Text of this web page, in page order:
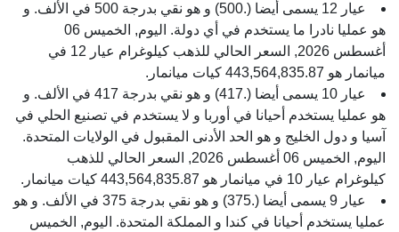
عيار 12 يسمى أيضا (.500) و هو نقي بدرجة 500 في الألف. و
هو عمليا نادرا ما يستخدم في أي دولة. اليوم, الخميس 06
أغسطس 2026, السعر الحالي للذهب كيلوغرام عيار 12 في
ميانمار هو 443,564,835.87 كيات ميانمار.
عيار 10 يسمى أيضا (.417) و هو نقي بدرجة 417 في الألف. و
هو عمليا يستخدم أحيانا في أوربا و لا يستخدم في تصنيع الحلي في
آسيا و دول الخليج و هو الحد الأدنى المقبول في الولايات المتحدة.
اليوم, الخميس 06 أغسطس 2026, السعر الحالي للذهب
كيلوغرام عيار 10 في ميانمار هو 443,564,835.87 كيات ميانمار.
عيار 9 يسمى أيضا (.375) و هو نقي بدرجة 375 في الألف. و هو
عمليا يستخدم أحيانا في كندا و المملكة المتحدة. اليوم, الخميس